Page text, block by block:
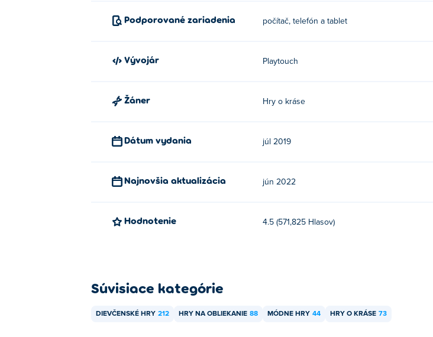
Podporované zariadenia počítač, telefón a tablet
Vývojár Playtouch
Žáner Hry o kráse
Dátum vydania júl 2019
Najnovšia aktualizácia jún 2022
Hodnotenie 4.5 (571,825 Hlasov)
Súvisiace kategórie
DIEVČENSKÉ HRY 212 HRY NA OBLIEKANIE 88 MÓDNE HRY 44 HRY O KRÁSE 73